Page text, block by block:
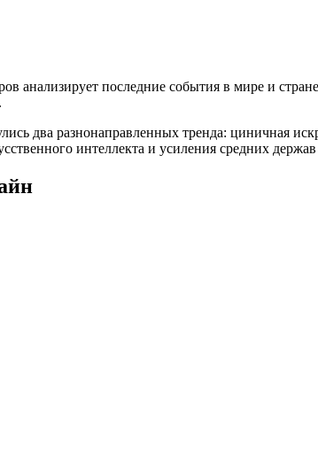
последние события в мире и
два разнонаправленных тренда: циничная
интеллекта и усиления средних